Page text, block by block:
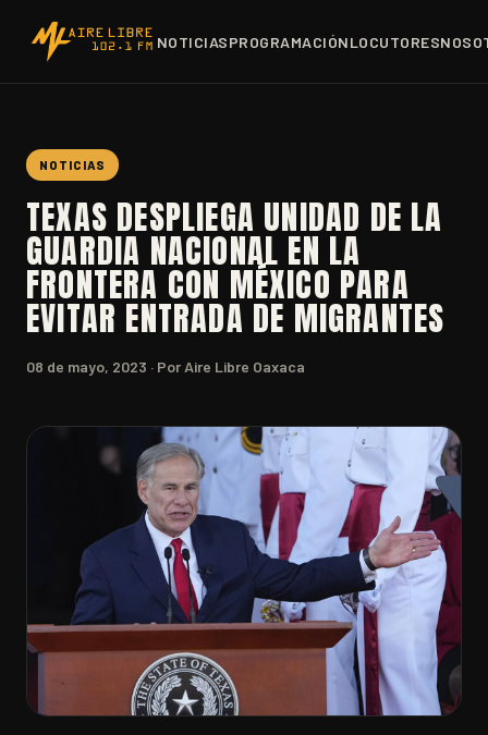
NOTICIASPROGRAMACIÓNLOCUTORES
NOTICIAS
TEXAS DESPLIEGA UNIDAD DE LA
GUARDIA NACIONAL EN LA
FRONTERA CON MÉXICO PARA
EVITAR ENTRADA DE MIGRANTES
08 de mayo, 2023 · Por Aire Libre Oaxaca